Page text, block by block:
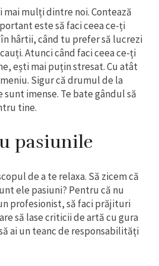
mulți dintre noi. Contează
este să faci ceea ce-ți
hârtii, când tu prefer să lucrezi
Atunci când faci ceea ce-ți
ești mai puțin stresat. Cu atât
Sigur că drumul de la
imense. Te bate gândul să
tine.
pasiunile
de a te relaxa. Să zicem că
ele pasiuni? Pentru că nu
profesionist, să faci prăjituri
să lase criticii de artă cu gura
ai un teanc de responsabilități